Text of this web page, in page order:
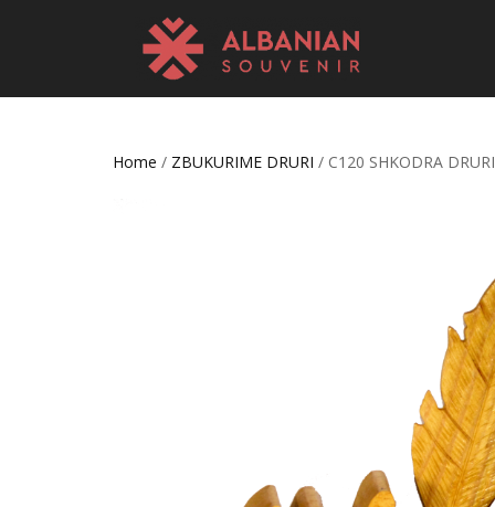
Home / ZBUKURIME DRURI / C120 SHKODRA